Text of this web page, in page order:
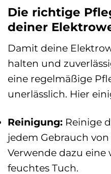
Die richtige
deiner
Damit deine
halten und
eine regelmäßige
unerlässlich. Hier
Reinigung: Reinige
jedem Gebrauch
Verwende dazu eine
feuchtes Tuch.